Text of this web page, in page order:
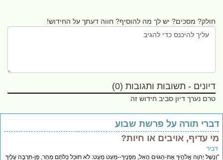
חולק? מסכים? יש לך מה להוסיף? חווה דעתך על החידוש!
דיונים - תשובות ותגובות (0)
טרם נערך דיון סביב חידוש זה
תורה על פרשת שבוע
עדיף, אויבים או חיות?
יְהוָה אֱלֹהֶיךָ אֶת-הַגּוֹיִם הָאֵל, מִפָּנֶיךָ--מְעַט מְעָט: לֹא תוּכַל כַּלֹּתָם מַהֵר, פֶּן-תִּרְבֶּה עָלֶיךָ